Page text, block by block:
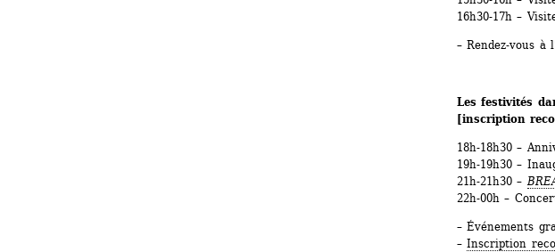
16h30-17h –
– Rendez-vous à
Les festivités
[inscription
18h-18h30 –
19h-19h30 –
21h-21h30 –
22h-00h –
– Événements
– Inscription